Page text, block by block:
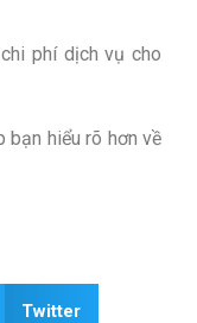
phí dịch vụ cho
bạn hiểu rõ hơn về
Twitter